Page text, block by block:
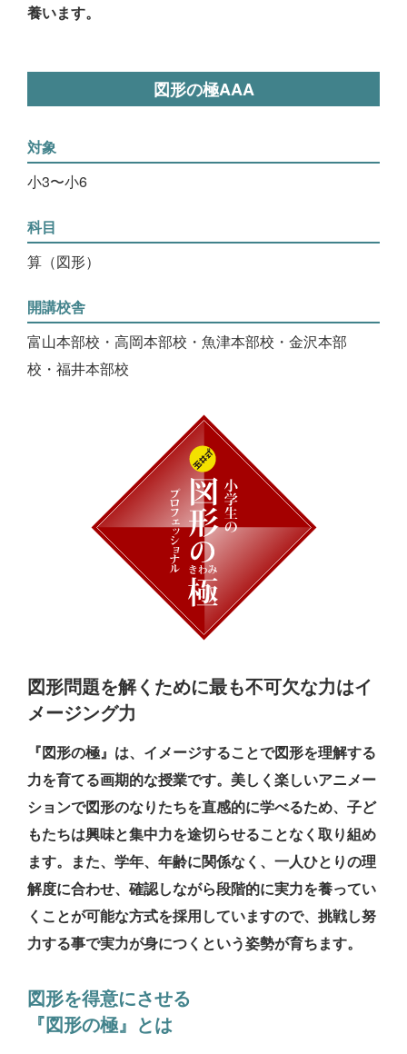
養います。
図形の極AAA
対象
小3〜小6
科目
算（図形）
開講校舎
富山本部校・高岡本部校・魚津本部校・金沢本部
校・福井本部校
図形問題を解くために最も不可欠な力はイ
メージング力
『図形の極』は、イメージすることで図形を理解する
力を育てる画期的な授業です。美しく楽しいアニメー
ションで図形のなりたちを直感的に学べるため、子ど
もたちは興味と集中力を途切らせることなく取り組め
ます。また、学年、年齢に関係なく、一人ひとりの理
解度に合わせ、確認しながら段階的に実力を養ってい
くことが可能な方式を採用していますので、挑戦し努
力する事で実力が身につくという姿勢が育ちます。
図形を得意にさせる
『図形の極』とは